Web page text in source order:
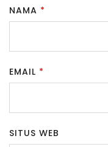
NAMA *
EMAIL *
SITUS WEB